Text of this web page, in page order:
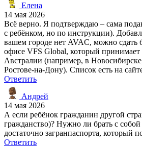
Елена
14 мая 2026
Всё верно. Я подтверждаю – сама
с ребёнком, но по инструкции).
вашем городе нет AVAC, можно
офисе VFS Global, который
Австралии (например, в
Ростове-на-Дону). Список есть на
Ответить
Андрей
14 мая 2026
А если ребёнок гражданин другой
гражданство)? Нужно ли брать с
достаточно загранпаспорта, который
Ответить